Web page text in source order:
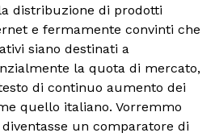
distribuzione di prodotti
e fermamente convinti che
siano destinati a
la quota di mercato,
di continuo aumento dei
quello italiano. Vorremmo
un comparatore di